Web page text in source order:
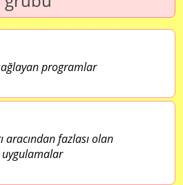
programlar
aracından fazlası olan